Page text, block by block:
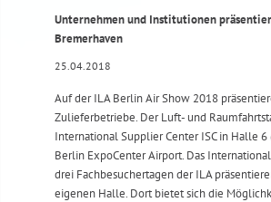
Unternehmen und Institutionen
Bremerhaven
25.04.2018
Auf der ILA Berlin Air Show 2018
Zulieferbetriebe. Der Luft- und
International Supplier Center ISC in Halle
Berlin ExpoCenter Airport. Das
drei Fachbesuchertagen der ILA
eigenen Halle. Dort bietet sich die